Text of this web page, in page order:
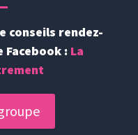
conseils rendez-
: La